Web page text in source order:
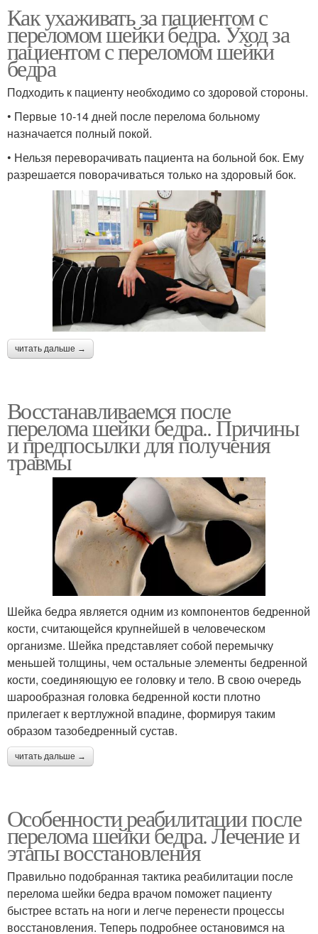
Как ухаживать за пациентом с
переломом шейки бедра. Уход за
пациентом с переломом шейки
бедра
Подходить к пациенту необходимо со здоровой стороны.
• Первые 10-14 дней после перелома больному
назначается полный покой.
• Нельзя переворачивать пациента на больной бок. Ему
разрешается поворачиваться только на здоровый бок.
читать дальше →
Восстанавливаемся после
перелома шейки бедра.. Причины
и предпосылки для получения
травмы
Шейка бедра является одним из компонентов бедренной
кости, считающейся крупнейшей в человеческом
организме. Шейка представляет собой перемычку
меньшей толщины, чем остальные элементы бедренной
кости, соединяющую ее головку и тело. В свою очередь
шарообразная головка бедренной кости плотно
прилегает к вертлужной впадине, формируя таким
образом тазобедренный сустав.
читать дальше →
Особенности реабилитации после
перелома шейки бедра. Лечение и
этапы восстановления
Правильно подобранная тактика реабилитации после
перелома шейки бедра врачом поможет пациенту
быстрее встать на ноги и легче перенести процессы
восстановления. Теперь подробнее остановимся на